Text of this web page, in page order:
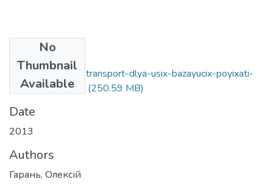
No
Thumbnail
Available
garan-znaidetsya-transport-dlya-usix-bazayucix-poyixati-
do-mezigirya.mp4
(250.59 MB)
Date
2013
Authors
Гарань, Олексій